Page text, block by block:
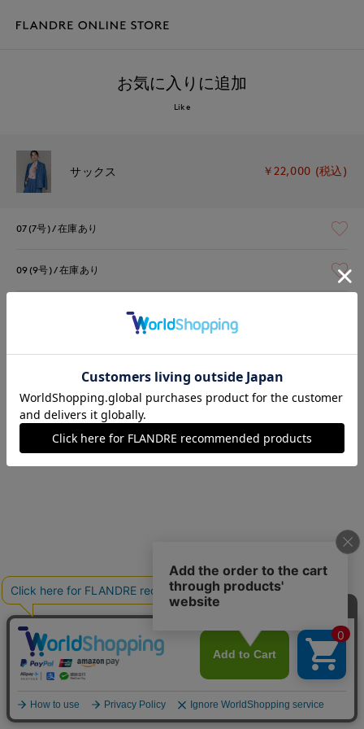
お気に入りに追加
Like
サックス ￥22,000 (税込)
07(7号) 在庫あり
09(9号) 在庫あり